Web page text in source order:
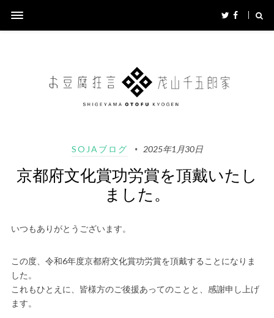
SOJAブログ 2025年1月30日
京都府文化賞功労賞を頂戴いたし
ました。
いつもありがとうございます。
この度、令和6年度京都府文化賞功労賞を頂戴することになりま
した。
これもひとえに、皆様方のご後援あってのことと、感謝申し上げ
ます。